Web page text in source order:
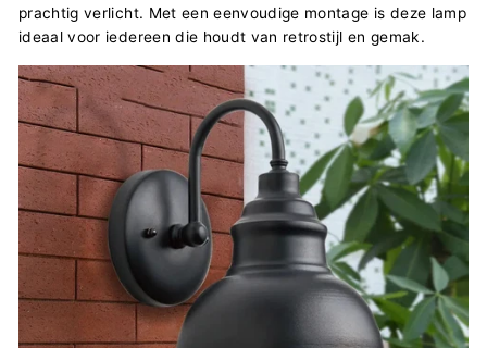
prachtig verlicht. Met een eenvoudige montage is deze lamp
ideaal voor iedereen die houdt van retrostijl en gemak.